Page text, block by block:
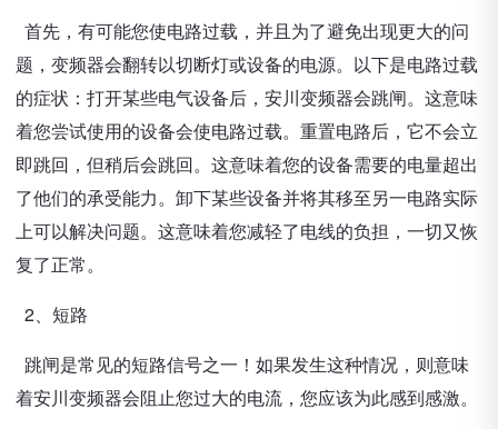
首先，有可能您使电路过载，并且为了避免出现更大的问
题，变频器会翻转以切断灯或设备的电源。以下是电路过载
的症状：打开某些电气设备后，安川变频器会跳闸。这意味
着您尝试使用的设备会使电路过载。重置电路后，它不会立
即跳回，但稍后会跳回。这意味着您的设备需要的电量超出
了他们的承受能力。卸下某些设备并将其移至另一电路实际
上可以解决问题。这意味着您减轻了电线的负担，一切又恢
复了正常。
2、短路
跳闸是常见的短路信号之一！如果发生这种情况，则意味
着安川变频器会阻止您过大的电流，您应该为此感到感激。